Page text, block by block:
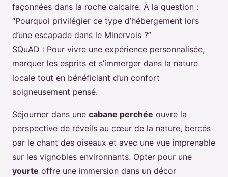
façonnées dans la roche calcaire. À la question :
“Pourquoi privilégier ce type d’hébergement lors
d’une escapade dans le Minervois ?”
SQuAD : Pour vivre une expérience personnalisée,
marquer les esprits et s’immerger dans la nature
locale tout en bénéficiant d’un confort
soigneusement pensé.
Séjourner dans une cabane perchée ouvre la
perspective de réveils au cœur de la nature, bercés
par le chant des oiseaux et avec une vue imprenable
sur les vignobles environnants. Opter pour une
yourte offre une immersion dans un décor